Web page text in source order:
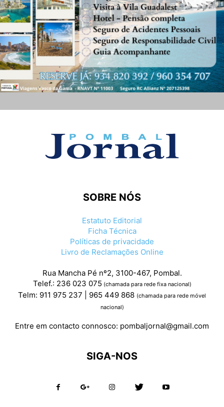
SOBRE NÓS
Estatuto Editorial
Ficha Técnica
Políticas de privacidade
Livro de Reclamações Online
Rua Mancha Pé nº2, 3100-467, Pombal.
Telef.: 236 023 075 (chamada para rede fixa nacional)
Telm: 911 975 237 | 965 449 868 (chamada para rede móvel
nacional)
Entre em contacto connosco: pombaljornal@gmail.com
SIGA-NOS